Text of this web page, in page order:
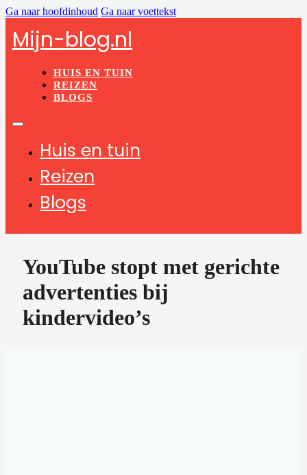
Ga naar hoofdinhoud Ga naar voettekst
Mijn-blog.nl
HUIS EN TUIN
REIZEN
BLOGS
Huis en tuin
Reizen
Blogs
YouTube stopt met gerichte
advertenties bij
kindervideo’s